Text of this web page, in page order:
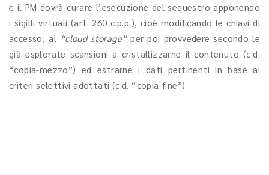
e il PM dovrà curare l’esecuzione del sequestro apponendo
i sigilli virtuali (art. 260 c.p.p.), cioè modificando le chiavi di
accesso, al “cloud storage”per poi provvedere secondo le
già esplorate scansioni a cristallizzarne il contenuto (c.d.
“copia-mezzo”) ed estrarne i dati pertinenti in base ai
criteri selettivi adottati (c.d. “copia-fine”).